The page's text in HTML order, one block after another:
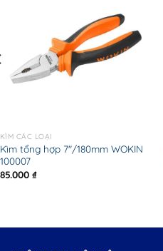
KÌM CÁC LOẠI
Kìm tổng hợp 7″/180mm WOKIN
100007
85.000 ₫